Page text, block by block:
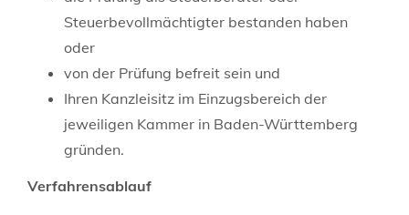
Steuerbevollmächtigter bestanden haben
oder
von der Prüfung befreit sein und
Ihren Kanzleisitz im Einzugsbereich der
jeweiligen Kammer in Baden-Württemberg
gründen.
Verfahrensablauf